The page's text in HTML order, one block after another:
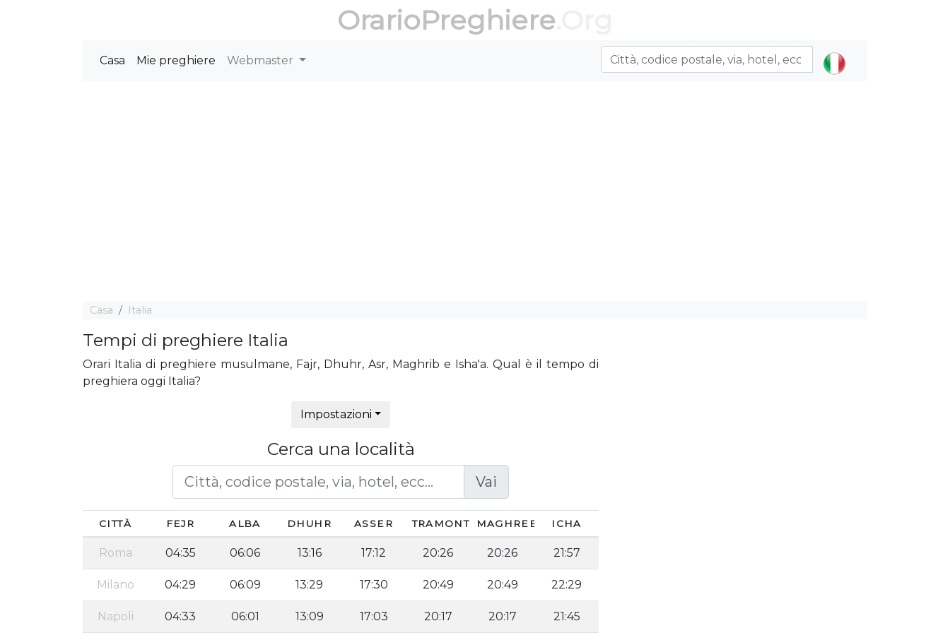
OrarioPreghiere
Casa Mie preghiere Webmaster
Casa Italia
Tempi di preghiere Italia
Orari Italia di preghiere musulmane, Fajr, Dhuhr, Asr, Maghrib e Isha'a. Qual è il tempo di
preghiera oggi Italia?
Impostazioni
Cerca una località
Vai
CITTÀ FEJR ALBA DHUHR ASSER TRAMONTOMAGHREB ICHA
Roma 04:35 06:06 13:16 17:12 20:26 20:26 21:57
Milano 04:29 06:09 13:29 17:30 20:49 20:49 22:29
Napoli 04:33 06:01 13:09 17:03 20:17 20:17 21:45